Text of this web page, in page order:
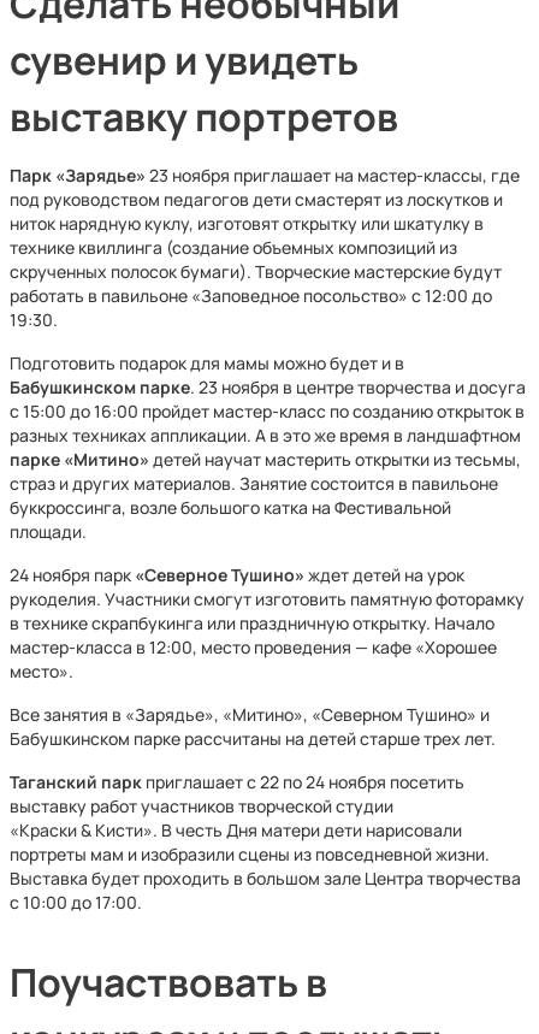
сувенир и увидеть
выставку портретов
Парк «Зарядье» 23 ноября приглашает на мастер-классы, где
под руководством педагогов дети смастерят из лоскутков и
ниток нарядную куклу, изготовят открытку или шкатулку в
технике квиллинга (создание объемных композиций из
скрученных полосок бумаги). Творческие мастерские будут
работать в павильоне «Заповедное посольство» с 12:00 до
19:30.
Подготовить подарок для мамы можно будет и в
Бабушкинском парке. 23 ноября в центре творчества и досуга
с 15:00 до 16:00 пройдет мастер-класс по созданию открыток в
разных техниках аппликации. А в это же время в ландшафтном
парке «Митино» детей научат мастерить открытки из тесьмы,
страз и других материалов. Занятие состоится в павильоне
буккроссинга, возле большого катка на Фестивальной
площади.
24 ноября парк «Северное Тушино» ждет детей на урок
рукоделия. Участники смогут изготовить памятную фоторамку
в технике скрапбукинга или праздничную открытку. Начало
мастер-класса в 12:00, место проведения — кафе «Хорошее
место».
Все занятия в «Зарядье», «Митино», «Северном Тушино» и
Бабушкинском парке рассчитаны на детей старше трех лет.
Таганский парк приглашает с 22 по 24 ноября посетить
выставку работ участников творческой студии
«Краски & Кисти». В честь Дня матери дети нарисовали
портреты мам и изобразили сцены из повседневной жизни.
Выставка будет проходить в большом зале Центра творчества
с 10:00 до 17:00.
Поучаствовать в